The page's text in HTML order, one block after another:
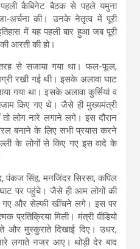
पहली कैबिनेट बैठक से पहले यमुना
अर्चना की। उनके नेतृत्व में पूरी
में यह पहली बार हुआ जब पूरी
आरती की हो।
से सजाया गया था। फल-फूल,
रखी गई थी। इसके अलावा घाट
गया था। इसके अलावा कुर्सियां व
किए गए थे। जैसे ही मुख्यमंत्री
लोग नारे लगाने लगे। इस दौरान
बनाने के लिए सभी प्रयास करने
के लोगों से किए गए इस वादे के
पंकज सिंह, मनजिंदर सिरसा, कपिल
पर पहुंचे। जैसे ही आम लोगों की
और सेल्फी खींचने लगे। इस पर
प्रतिक्रिया मिली। मंत्री वीडियो
और मुस्कुराते दिखाई दिए। उधर,
लगाते नजर आए। थोड़ी देर बाद